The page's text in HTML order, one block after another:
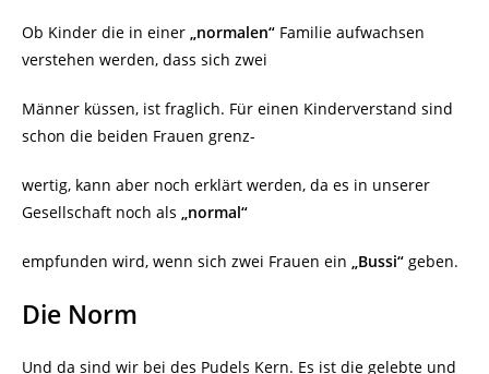
Ob Kinder die in einer „normalen“ Familie aufwachsen
verstehen werden, dass sich zwei
Männer küssen, ist fraglich. Für einen Kinderverstand sind
schon die beiden Frauen grenz-
wertig, kann aber noch erklärt werden, da es in unserer
Gesellschaft noch als
„normal“
empfunden wird, wenn sich zwei Frauen ein „Bussi“ geben.
Die Norm
Und da sind wir bei des Pudels Kern. Es ist die gelebte und